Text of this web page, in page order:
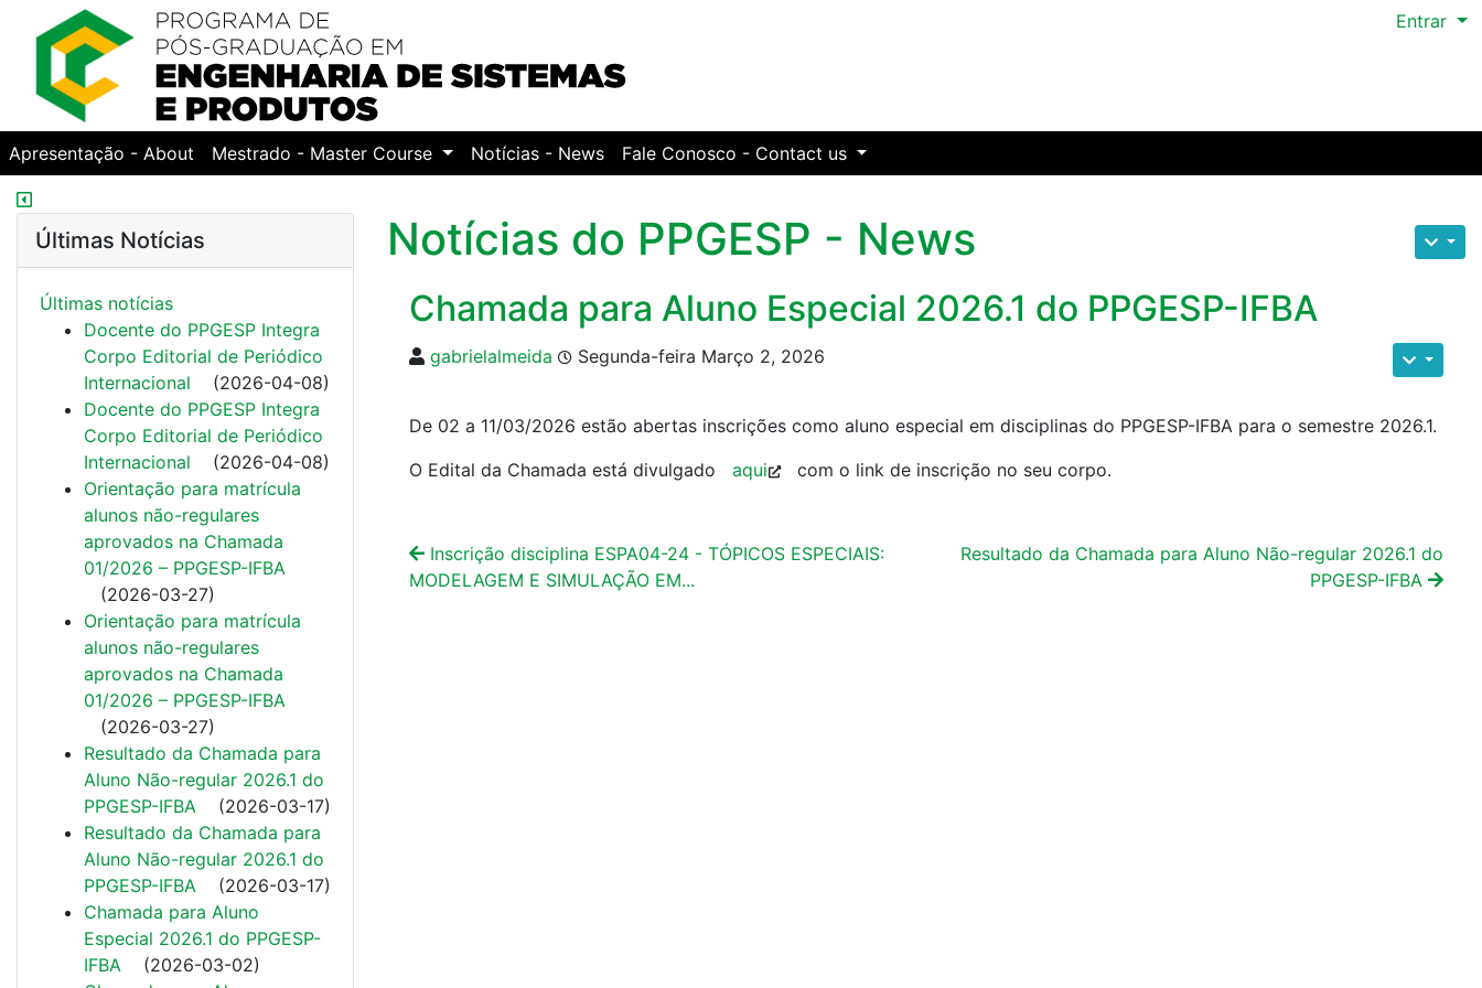
Entrar
Apresentação - About Mestrado - Master Course Notícias - News Fale Conosco - Contact us
Notícias do PPGESP - News
Chamada para Aluno Especial 2026.1 do PPGESP-IFBA
gabrielalmeida Segunda-feira Março 2, 2026
De 02 a 11/03/2026 estão abertas inscrições como aluno especial em disciplinas do PPGESP-IFBA para o semestre 2026.1.
O Edital da Chamada está divulgado aqui com o link de inscrição no seu corpo.
Inscrição disciplina ESPA04-24 - TÓPICOS ESPECIAIS:
MODELAGEM E SIMULAÇÃO EM...
Resultado da Chamada para Aluno Não-regular 2026.1 do
PPGESP-IFBA
Últimas Notícias
Últimas notí­cias
Docente do PPGESP Integra
Corpo Editorial de Periódico
Internacional
(2026-04-08)
Docente do PPGESP Integra
Corpo Editorial de Periódico
Internacional
(2026-04-08)
Orientação para matrícula
alunos não-regulares
aprovados na Chamada
01/2026 – PPGESP-IFBA
(2026-03-27)
Orientação para matrícula
alunos não-regulares
aprovados na Chamada
01/2026 – PPGESP-IFBA
(2026-03-27)
Resultado da Chamada para
Aluno Não-regular 2026.1 do
PPGESP-IFBA (2026-03-17)
Resultado da Chamada para
Aluno Não-regular 2026.1 do
PPGESP-IFBA (2026-03-17)
Chamada para Aluno
Especial 2026.1 do PPGESP-
IFBA (2026-03-02)